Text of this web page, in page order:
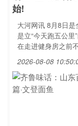
始!
大河网讯 8月8日
是立“今天跑五公里
在走进健身房之前
2026-08-08